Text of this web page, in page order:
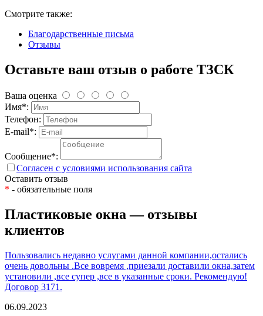
Смотрите также:
Благодарственные письма
Отзывы
Оставьте ваш отзыв о работе ТЗСК
Ваша оценка
Имя*:
Телефон:
E-mail*:
Сообщение*:
Согласен с условиями использования сайта
Оставить отзыв
* - обязательные поля
Пластиковые окна — отзывы
клиентов
Пользовались недавно услугами данной компании,остались
очень довольны .Все вовремя ,приезали доставили окна,затем
установили ,все супер ,все в указанные сроки. Рекомендую!
Договор 3171.
06.09.2023